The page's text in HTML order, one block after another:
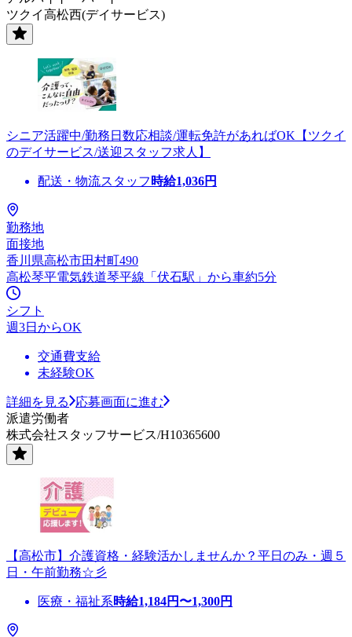
ツクイ高松西(デイサービス)
シニア活躍中/勤務日数応相談/運転免許があればOK【ツクイ
のデイサービス/送迎スタッフ求人】
配送・物流スタッフ 時給1,036円
勤務地
面接地
香川県高松市田村町490
高松琴平電気鉄道琴平線「伏石駅」から車約5分
シフト
週3日からOK
交通費支給
未経験OK
詳細を見る
応募画面に進む
派遣労働者
株式会社スタッフサービス/H10365600
【高松市】介護資格・経験活かしませんか？平日のみ・週５
日・午前勤務☆彡
医療・福祉系時給1,184円〜1,300円